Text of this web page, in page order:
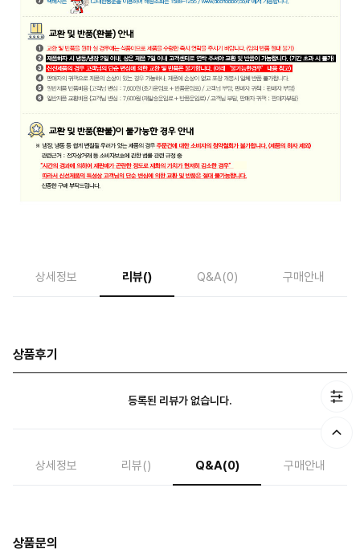
상세정보 리뷰() Q&A(0) 구매안내
상품후기
등록된 리뷰가 없습니다.
상세정보 리뷰() Q&A(0) 구매안내
상품문의